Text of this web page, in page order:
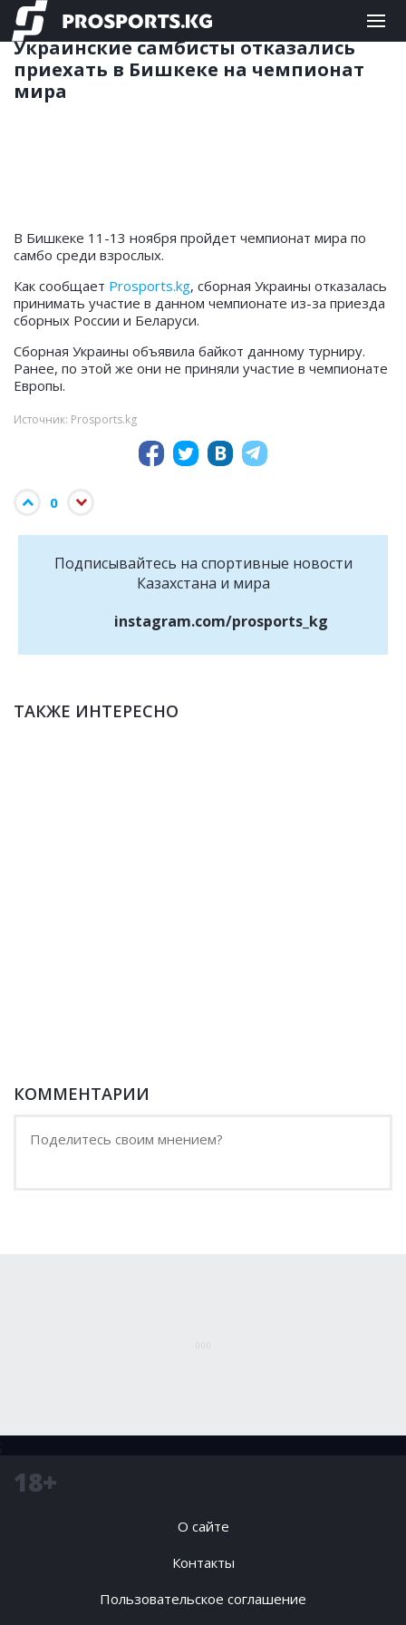
САМБО 08.11.2022 16:50
Украинские самбисты отказались
приехать в Бишкеке на чемпионат
мира
В Бишкеке 11-13 ноября пройдет чемпионат мира по
самбо среди взрослых.
Как сообщает Prosports.kg, сборная Украины отказалась
принимать участие в данном чемпионате из-за приезда
сборных России и Беларуси.
Сборная Украины объявила байкот данному турниру.
Ранее, по этой же они не приняли участие в чемпионате
Европы.
Источник: Prosports.kg
0
Подписывайтесь на cпортивные новости
Казахстана и мира
instagram.com/prosports_kg
ТАКЖЕ ИНТЕРЕСНО
КОММЕНТАРИИ
;
18+
О сайте
Контакты
Пользовательское соглашение